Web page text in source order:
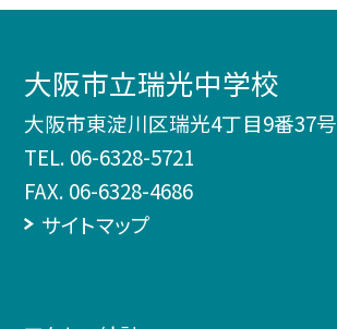
大阪市立瑞光中学校
大阪市東淀川区瑞光4丁目9番37号
TEL. 06-6328-5721
FAX. 06-6328-4686
サイトマップ